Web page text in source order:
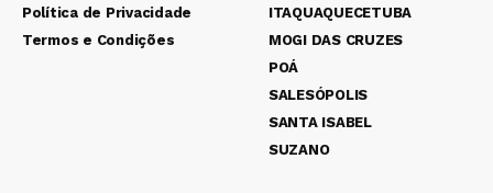
Política de Privacidade
Termos e Condições
ITAQUAQUECETUBA
MOGI DAS CRUZES
POÁ
SALESÓPOLIS
SANTA ISABEL
SUZANO